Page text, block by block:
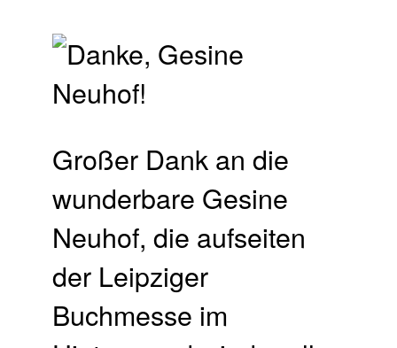
Großer Dank an die
wunderbare Gesine
Neuhof, die aufseiten
der Leipziger
Buchmesse im